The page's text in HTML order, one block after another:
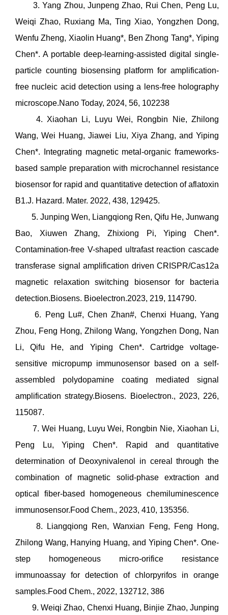
3. Yang Zhou, Junpeng Zhao, Rui Chen, Peng Lu,
Weiqi Zhao, Ruxiang Ma, Ting Xiao, Yongzhen Dong,
Wenfu Zheng, Xiaolin Huang*, Ben Zhong Tang*, Yiping
Chen*. A portable deep-learning-assisted digital single-
particle counting biosensing platform for amplification-
free nucleic acid detection using a lens-free holography
microscope.Nano Today, 2024, 56, 102238
4. Xiaohan Li, Luyu Wei, Rongbin Nie, Zhilong
Wang, Wei Huang, Jiawei Liu, Xiya Zhang, and Yiping
Chen*. Integrating magnetic metal-organic frameworks-
based sample preparation with microchannel resistance
biosensor for rapid and quantitative detection of aflatoxin
B1.J. Hazard. Mater. 2022, 438, 129425.
5. Junping Wen, Liangqiong Ren, Qifu He, Junwang
Bao, Xiuwen Zhang, Zhixiong Pi, Yiping Chen*.
Contamination-free V-shaped ultrafast reaction cascade
transferase signal amplification driven CRISPR/Cas12a
magnetic relaxation switching biosensor for bacteria
detection.Biosens. Bioelectron.2023, 219, 114790.
6. Peng Lu#, Chen Zhan#, Chenxi Huang, Yang
Zhou, Feng Hong, Zhilong Wang, Yongzhen Dong, Nan
Li, Qifu He, and Yiping Chen*. Cartridge voltage-
sensitive micropump immunosensor based on a self-
assembled polydopamine coating mediated signal
amplification strategy.Biosens. Bioelectron., 2023, 226,
115087.
7. Wei Huang, Luyu Wei, Rongbin Nie, Xiaohan Li,
Peng Lu, Yiping Chen*. Rapid and quantitative
determination of Deoxynivalenol in cereal through the
combination of magnetic solid-phase extraction and
optical fiber-based homogeneous chemiluminescence
immunosensor.Food Chem., 2023, 410, 135356.
8. Liangqiong Ren, Wanxian Feng, Feng Hong,
Zhilong Wang, Hanying Huang, and Yiping Chen*. One-
step homogeneous micro-orifice resistance
immunoassay for detection of chlorpyrifos in orange
samples.Food Chem., 2022, 132712, 386
9. Weiqi Zhao, Chenxi Huang, Binjie Zhao, Junping